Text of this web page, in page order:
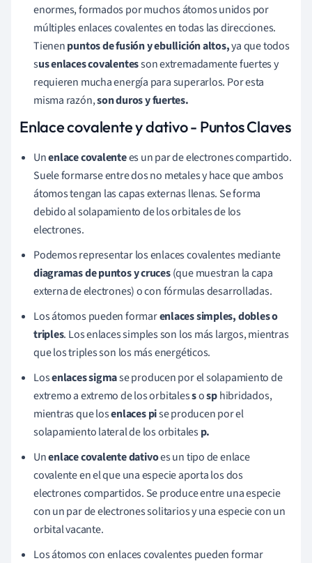
enormes, formados por muchos átomos unidos por
múltiples enlaces covalentes en todas las direcciones.
Tienenpuntos de fusión y ebullición altos,ya que todos
sus enlaces covalentesson extremadamente fuertes y
requieren mucha energía para superarlos. Por esta
misma razón,son duros y fuertes.
Enlace covalente y dativo - Puntos Claves
Unenlace covalentees un par de electrones compartido.
Suele formarse entre dos no metales y hace que ambos
átomos tengan las capas externas llenas. Se forma
debido al solapamiento de los orbitales de los
electrones.
Podemos representar los enlaces covalentes mediante
diagramas de puntos y cruces(que muestran la capa
externa de electrones) o con fórmulas desarrolladas.
Los átomos pueden formarenlaces simples, dobles o
triples. Los enlaces simples son los más largos, mientras
que los triples son los más energéticos.
Losenlaces sigmase producen por el solapamiento de
extremo a extremo de los orbitalessosphibridados,
mientras que losenlaces pise producen por el
solapamiento lateral de los orbitalesp.
Unenlace covalente dativoes un tipo de enlace
covalente en el que una especie aporta los dos
electrones compartidos. Se produce entre una especie
con un par de electrones solitarios y una especie con un
orbital vacante.
Los átomos con enlaces covalentes pueden formar